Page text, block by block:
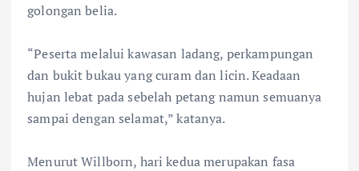
golongan belia.
“Peserta melalui kawasan ladang, perkampungan
dan bukit bukau yang curam dan licin. Keadaan
hujan lebat pada sebelah petang namun semuanya
sampai dengan selamat,” katanya.
Menurut Willborn, hari kedua merupakan fasa